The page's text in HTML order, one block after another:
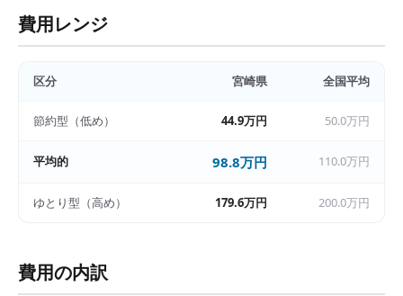
費用レンジ
区分 宮崎県 全国平均
節約型（低め） 44.9万円 50.0万円
平均的 98.8万円 110.0万円
ゆとり型（高め） 179.6万円 200.0万円
費用の内訳